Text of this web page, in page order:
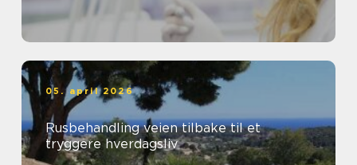
05. april 2026
Rusbehandling veien tilbake til et
tryggere hverdagsliv